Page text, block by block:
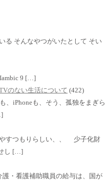
る そんなやつがいたとして そい
Iambic 9 […]
のない生活について (422)
、iPhoneも、そう、孤独をまぎら
すつもりらしい、、 少子化財
し […]
・看護補助職員の給与は、国が